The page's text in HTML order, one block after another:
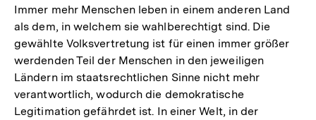
Immer mehr Menschen leben in einem anderen Land
als dem, in welchem sie wahlberechtigt sind. Die
gewählte Volksvertretung ist für einen immer größer
werdenden Teil der Menschen in den jeweiligen
Ländern im staatsrechtlichen Sinne nicht mehr
verantwortlich, wodurch die demokratische
Legitimation gefährdet ist. In einer Welt, in der